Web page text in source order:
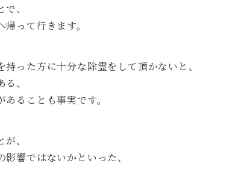
、
って行きます。
持った方に十分な除霊をして頂かないと、
、
ることも事実です。
、
響ではないかといった、